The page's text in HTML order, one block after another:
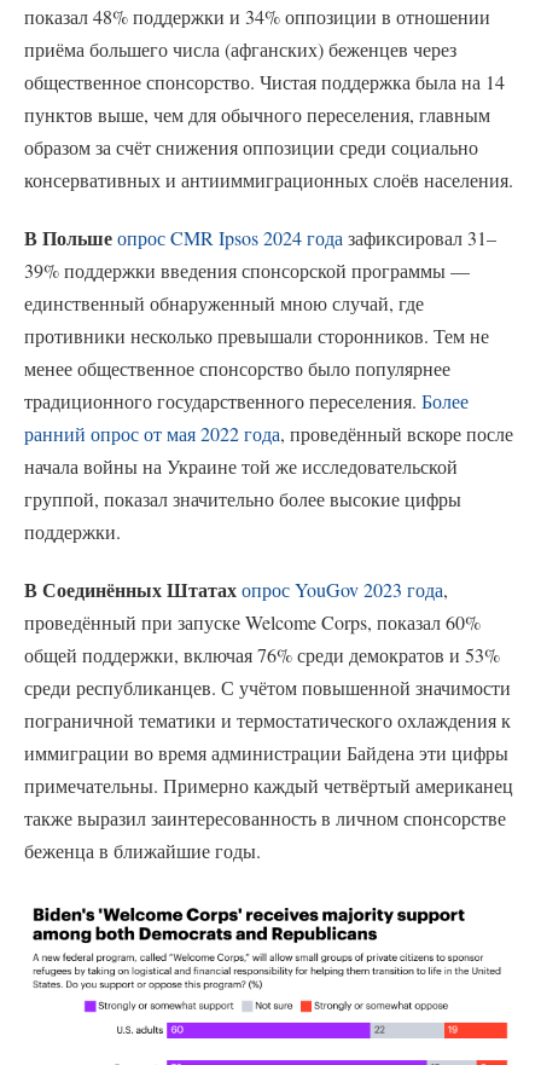
показал 48% поддержки и 34% оппозиции в отношении
приёма большего числа (афганских) беженцев через
общественное спонсорство. Чистая поддержка была на 14
пунктов выше, чем для обычного переселения, главным
образом за счёт снижения оппозиции среди социально
консервативных и антииммиграционных слоёв населения.
В Польшеопрос CMR Ipsos 2024 года зафиксировал 31–
39% поддержки введения спонсорской программы —
единственный обнаруженный мною случай, где
противники несколько превышали сторонников. Тем не
менее общественное спонсорство было популярнее
традиционного государственного переселения. Более
ранний опрос от мая 2022 года, проведённый вскоре после
начала войны на Украине той же исследовательской
группой, показал значительно более высокие цифры
поддержки.
В Соединённых Штатахопрос YouGov 2023 года,
проведённый при запуске Welcome Corps, показал 60%
общей поддержки, включая 76% среди демократов и 53%
среди республиканцев. С учётом повышенной значимости
пограничной тематики и термостатического охлаждения к
иммиграции во время администрации Байдена эти цифры
примечательны. Примерно каждый четвёртый американец
также выразил заинтересованность в личном спонсорстве
беженца в ближайшие годы.